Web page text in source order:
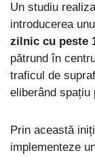
Un studiu
introducerea
zilnic cu peste
pătrund în
traficul de
eliberând spațiu
Prin această
implementeze